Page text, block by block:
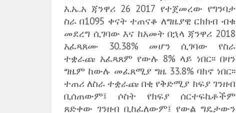
እ.ኤ.አ ጃንዋሪ 26 2017 የተጀመረው የግንባታ
ስራ በ1095 ቀናት ተጠናቆ ለግዜያዊ ርክክብ ብቁ
መደረግ ሲገባው እና ከአመት በኋላ ጃንዋሪ 2018
አፈጻጸሙ 30.38% መሆን ሲገባው የስራ
ተቋራጩ አፈጻጸም የውሉ 8% ላይ ነበር፡፡ በዛን
ግዜም ከውሉ መፈጸሚያ ግዜ 33.8% ባክኖ ነበር፡፡
ተጠሪ ለስራ ተቋራጩ በቂ የቅድሚያ ክፍያ ገንዘብ
ቢሰጠውም፤ ሶስት የክፍያ ሰርተፍኬቶችም
ጸድቀው ገንዘብ ቢከፈለውም፤ የውል ግዴታውን